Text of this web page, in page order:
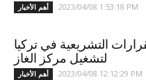
أهم الأخبار 2023/04/08 1:53:18 PM
التشريعية في تركيا
لتشغيل مركز الغاز
أهم الأخبار 2023/04/08 12:12:29 PM